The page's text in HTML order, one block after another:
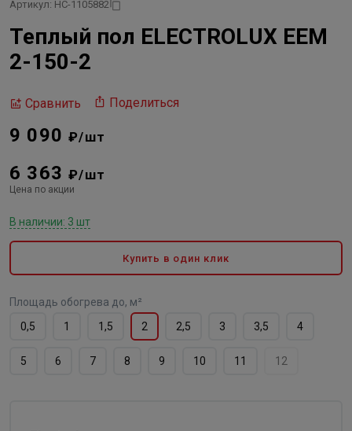
Артикул: НС-1105882
Теплый пол ELECTROLUX EEM
2-150-2
Сравнить Поделиться
9 090₽/шт
6 363₽/шт
Цена по акции
В наличии: 3 шт
Купить в один клик
Площадь обогрева до, м²
0,5
1 1,5 2 2,5 3 3,5 4
5 6 7 8 9 10 11 12